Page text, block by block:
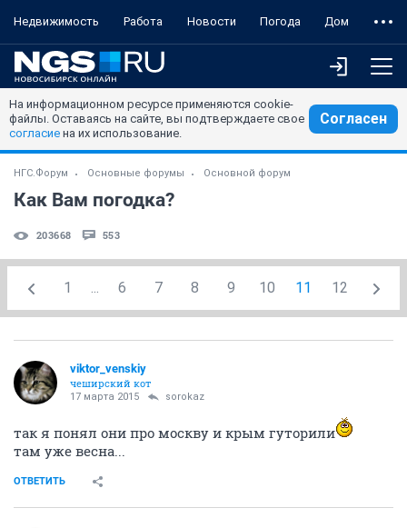
Недвижимость Работа Новости Погода Дом
На информационном ресурсе применяются cookie-
файлы. Оставаясь на сайте, вы подтверждаете свое
согласие на их использование.
Согласен
НГС.Форум Основные форумы Основной форум
Как Вам погодка?
203668 553
1 ... 6 7 8 9 10 11 12
viktor_venskiy
чеширский кот
17 марта 2015 sorokaz
так я понял они про москву и крым гуторили
там уже весна...
ОТВЕТИТЬ